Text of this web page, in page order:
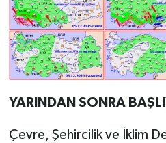
YARINDAN SONRA
Çevre, Şehircilik ve İklim